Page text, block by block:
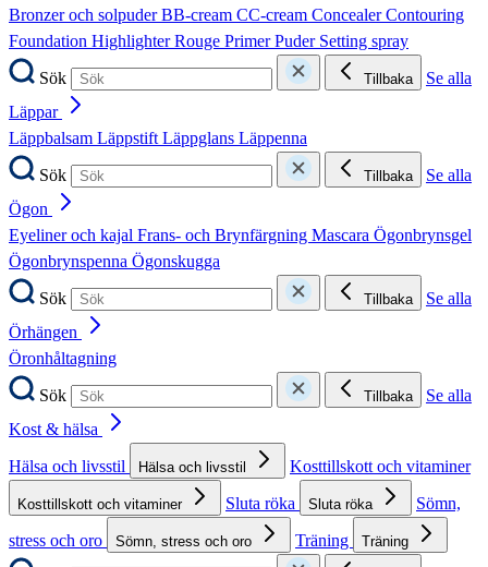
Bronzer och solpuderBB-cream CC-cream ConcealerContouring
Foundation HighlighterRouge PrimerPuder Setting spray
Sök
Tillbaka
Se alla
Läppar
Läppbalsam LäppstiftLäppglans Läppenna
Sök
Tillbaka
Se alla
Ögon
Eyeliner och kajal Frans- och Brynfärgning Mascara Ögonbrynsgel
Ögonbrynspenna Ögonskugga
Sök
Tillbaka
Se alla
Örhängen
Öronhåltagning
Sök
Tillbaka
Se alla
Kost & hälsa
Hälsa och livsstil
Hälsa och livsstil Kosttillskott och vitaminer
Kosttillskott och vitaminer Sluta röka Sluta röka
Sömn,
stress och oro
Sömn, stress och oro Träning Träning